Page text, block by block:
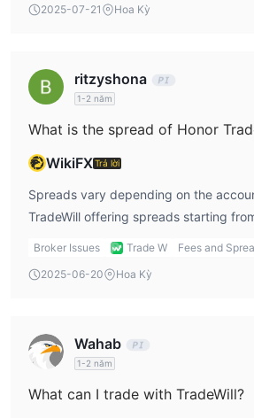
Khoản Standard, $200 cho Tài Khoản
2025-07-21
Hoa Kỳ
ritzyshona
1-2 năm
What is the spread of Honor
WikiFXTrả lời
Spreads vary depending on the
TradeWill offering spreads starting
Standard and Trade W accounts,
Broker Issues Trade W
Fees and
2025-06-20
Hoa Kỳ
Wahab
1-2 năm
What can I trade with TradeWill?